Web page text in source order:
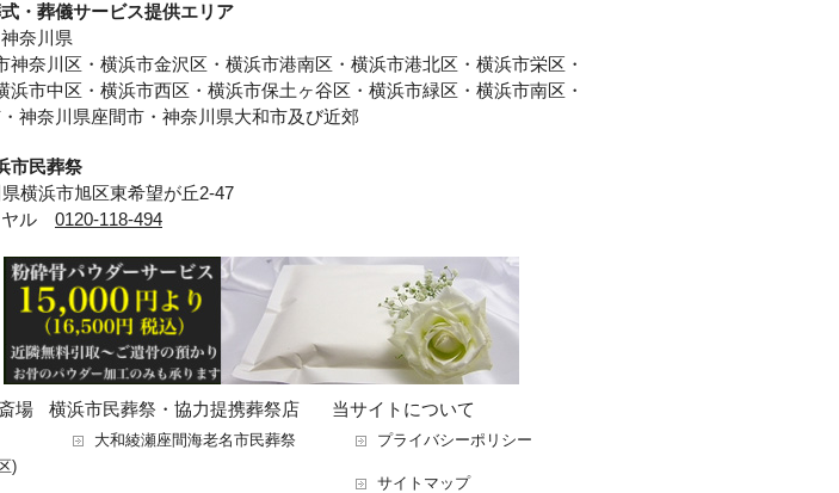
・葬儀サービス提供エリア
神奈川県
奈川区・横浜市金沢区・横浜市港南区・横浜市港北区・横浜市栄区・
市中区・横浜市西区・横浜市保土ヶ谷区・横浜市緑区・横浜市南区・
神奈川県座間市・神奈川県大和市及び近郊
市民葬祭
横浜市旭区東希望が丘2-47
ヤル 0120-118-494
場
)
横浜市民葬祭・協力提携葬祭店
大和綾瀬座間海老名市民葬祭
当サイトについて
プライバシーポリシー
サイトマップ